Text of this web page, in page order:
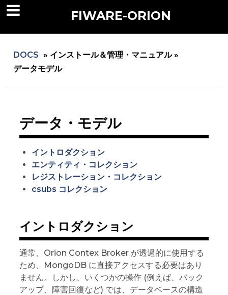
FIWARE-ORION
DOCS » インストール＆管理・マニュアル »
データモデル
データ・モデル
イントロダクション
エンティティ・コレクション
レジストレーション・コレクション
csubs コレクション
イントロダクション
通常、Orion Contex Broker が透過的に使用する
ため、MongoDB に直接アクセスする必要はあり
ません。しかし、いくつかの操作 (例えば、バック
アップ、障害回復など) では、データベースの構造